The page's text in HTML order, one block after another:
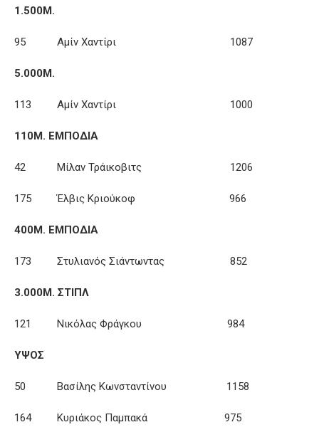
1.500Μ.
95 Αμίν Χαντίρι 1087
5.000Μ.
113 Αμίν Χαντίρι 1000
110Μ. ΕΜΠΟΔΙΑ
42 Μίλαν Τράικοβιτς 1206
175 Έλβις Κριούκοφ 966
400Μ. ΕΜΠΟΔΙΑ
173 Στυλιανός Σιάντωντας 852
3.000Μ. ΣΤΙΠΛ
121 Νικόλας Φράγκου 984
ΥΨΟΣ
50 Βασίλης Κωνσταντίνου 1158
164 Κυριάκος Παμπακά 975